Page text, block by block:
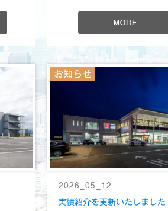
MORE
お知らせ
2026_05_12
実績紹介を更新いたしました